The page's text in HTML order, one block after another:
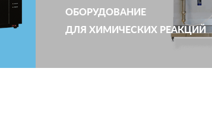
ОБОРУДОВАНИЕ
ДЛЯ ХИМИЧЕСКИХ РЕАКЦИЙ